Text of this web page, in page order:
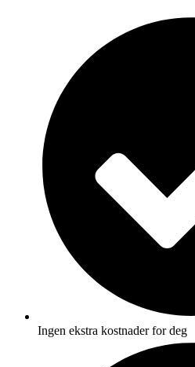
Ingen ekstra kostnader for deg